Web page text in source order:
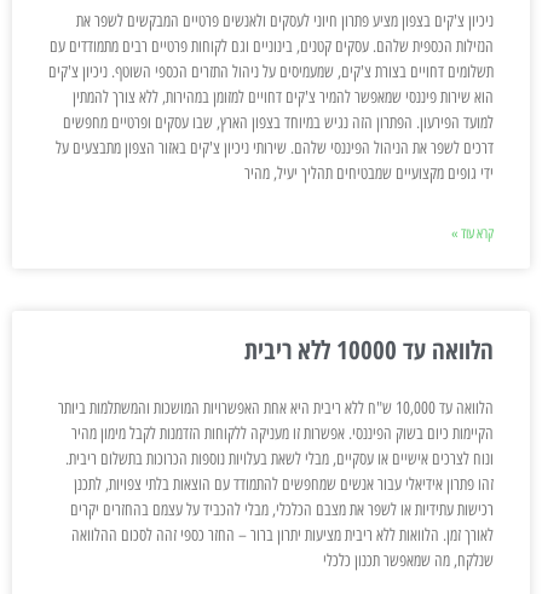
ניכיון צ'קים בצפון מציע פתרון חיוני לעסקים ולאנשים פרטיים המבקשים לשפר את
הנזילות הכספית שלהם. עסקים קטנים, בינוניים וגם לקוחות פרטיים רבים מתמודדים עם
תשלומים דחויים בצורת צ'קים, שמעמיסים על ניהול התזרים הכספי השוטף. ניכיון צ'קים
הוא שירות פיננסי שמאפשר להמיר צ'קים דחויים למזומן במהירות, ללא צורך להמתין
למועד הפירעון. הפתרון הזה נגיש במיוחד בצפון הארץ, שבו עסקים ופרטיים מחפשים
דרכים לשפר את הניהול הפיננסי שלהם. שירותי ניכיון צ'קים באזור הצפון מתבצעים על
ידי גופים מקצועיים שמבטיחים תהליך יעיל, מהיר
קרא עוד »
הלוואה עד 10000 ללא ריבית
הלוואה עד 10,000 ש"ח ללא ריבית היא אחת האפשרויות המושכות והמשתלמות ביותר
הקיימות כיום בשוק הפיננסי. אפשרות זו מעניקה ללקוחות הזדמנות לקבל מימון מהיר
ונוח לצרכים אישיים או עסקיים, מבלי לשאת בעלויות נוספות הכרוכות בתשלום ריבית.
זהו פתרון אידיאלי עבור אנשים שמחפשים להתמודד עם הוצאות בלתי צפויות, לתכנן
רכישות עתידיות או לשפר את מצבם הכלכלי, מבלי להכביד על עצמם בהחזרים יקרים
לאורך זמן. הלוואות ללא ריבית מציעות יתרון ברור – החזר כספי זהה לסכום ההלוואה
שנלקח, מה שמאפשר תכנון כלכלי